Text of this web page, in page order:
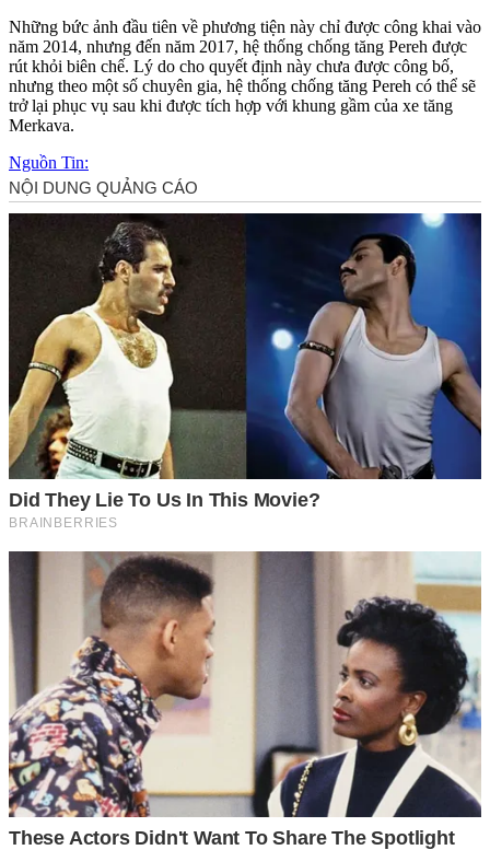
Những bức ảnh đầu tiên về phương tiện này chỉ được công khai vào
năm 2014, nhưng đến năm 2017, hệ thống chống tăng Pereh được
rút khỏi biên chế. Lý do cho quyết định này chưa được công bố,
nhưng theo một số chuyên gia, hệ thống chống tăng Pereh có thể sẽ
trở lại phục vụ sau khi được tích hợp với khung gầm của xe tăng
Merkava.
Nguồn Tin: